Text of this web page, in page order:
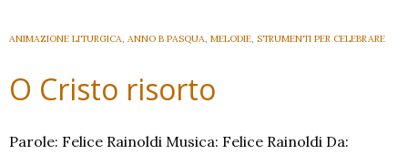
ANIMAZIONE LITURGICA, ANNO B PASQUA, MELODIE, STRUMENTI PER CELEBRARE
O Cristo risorto
Parole: Felice Rainoldi Musica: Felice Rainoldi Da: